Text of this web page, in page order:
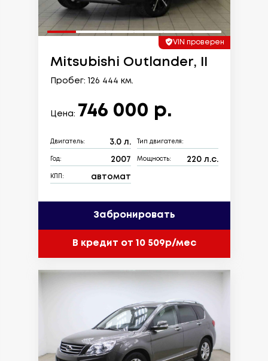
VIN проверен
Mitsubishi Outlander, II
Пробег: 126 444 км.
Цена: 746 000 р.
Двигатель: 3.0 л. Тип двигателя:
Год: 2007 Мощность: 220 л.с.
КПП: автомат
Забронировать
В кредит от 10 509р/мес